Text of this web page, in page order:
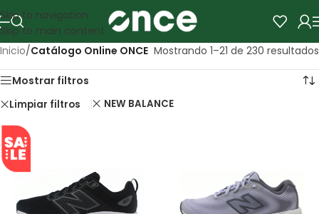
Skip to navigation
Skip to main content
Inicio/Catálogo Online ONCE Mostrando 1–21 de 230 resultados
Mostrar filtros
Limpiar filtros NEW BALANCE